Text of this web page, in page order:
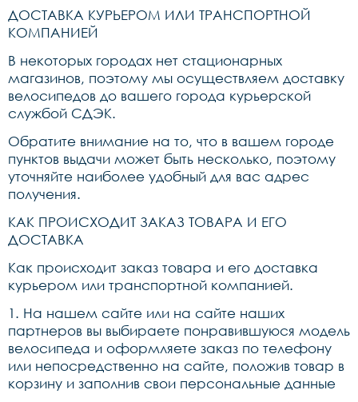
ДОСТАВКА КУРЬЕРОМ ИЛИ ТРАНСПОРТНОЙ
КОМПАНИЕЙ
В некоторых городах нет стационарных
магазинов, поэтому мы осуществляем доставку
велосипедов до вашего города курьерской
службой СДЭК.
Обратите внимание на то, что в вашем городе
пунктов выдачи может быть несколько, поэтому
уточняйте наиболее удобный для вас адрес
получения.
КАК ПРОИСХОДИТ ЗАКАЗ ТОВАРА И ЕГО
ДОСТАВКА
Как происходит заказ товара и его доставка
курьером или транспортной компанией.
1. На нашем сайте или на сайте наших
партнеров вы выбираете понравившуюся модель
велосипеда и оформляете заказ по телефону
или непосредственно на сайте, положив товар в
корзину и заполнив свои персональные данные